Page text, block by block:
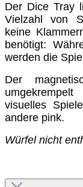
Der Dice Tray
Vielzahl von
keine
benötigt:
werden die
Der
visuelles
andere pink.
Würfel nicht